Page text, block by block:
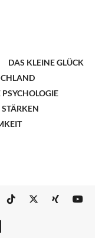
DAS KLEINE GLÜCK